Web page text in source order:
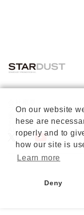
プライバシーポリシー
重要なお知らせ
お問い合わせ
About Us
公式X
公式
On our website
hese are
roperly and to
how our site is
Learn more
Deny